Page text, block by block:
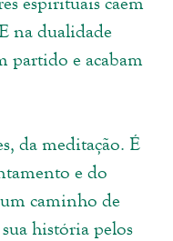
na dualidade
partido e acabam
da meditação. É
e do
caminho de
história pelos